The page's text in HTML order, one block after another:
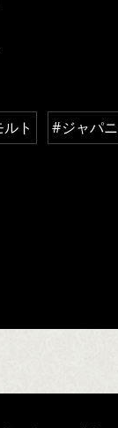
ト #ジャパ